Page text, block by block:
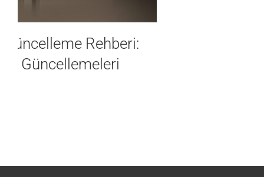
NVIDIA DGX Spark: Veri Merkezi
Performansı, Masaüstü